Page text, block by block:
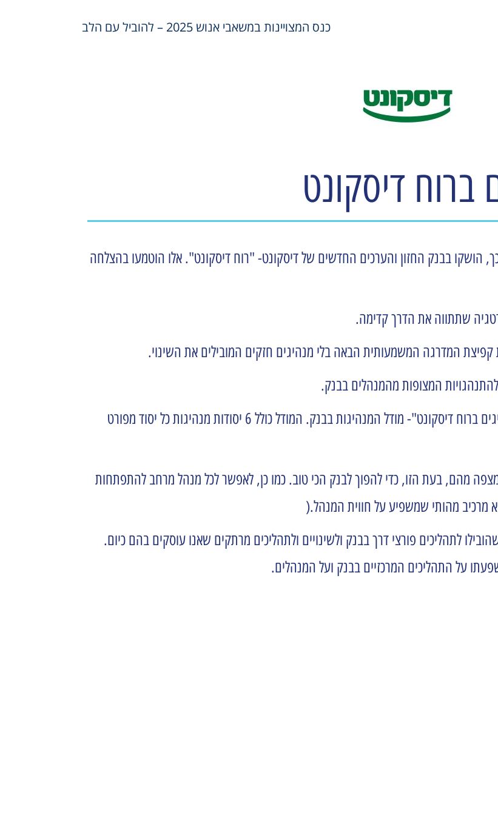
כנס המצויינות במשאבי אנוש 2025 – להוביל עם הלב
ברוח דיסקונט
הושקו בבנק החזון והערכים החדשים של דיסקונט- "רוח דיסקונט". אלו הוטמעו בהצלחה
שתתווה את הדרך קדימה.
המדרגה המשמעותית הבאה בלי מנהיגים חזקים המובילים את השינוי.
המצופות מהמנהלים בבנק.
בעזרת תהליך מעמיק וחדשני בנינו יחד עם המנהלים בבנק את "מנהיגים ברוח דיסקונט"- מודל המנהיגות בבנק. המודל כולל 6 יסודות מנהיגות כל יסוד מפורט
מהם, בעת הזו, כדי להפוך לבנק הכי טוב. כמו כן, לאפשר לכל מנהל מרחב להתפתחות
מרכיב מהותי שמשפיע על חווית המנהל.(
לתהליכים פורצי דרך בבנק ולשינויים ולתהליכים מרתקים שאנו עוסקים בהם כיום.
על התהליכים המרכזיים בבנק ועל המנהלים.